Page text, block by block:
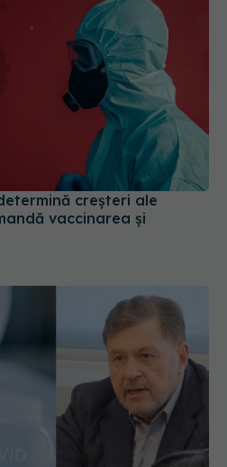
creșteri ale
vaccinarea și